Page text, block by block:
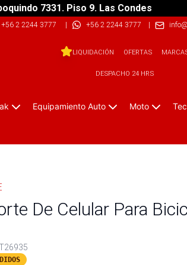
7331. Piso 9. Las Condes
+56 2 2244 3777 | +56 2 2244 3777 |
LIQUIDACIÓN OFERTAS
DESPACHO 24 HRS
Equipamiento Auto Moto
De Celular Para